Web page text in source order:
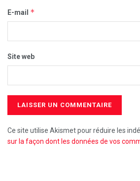
E-mail *
Site web
Ce site utilise Akismet pour réduire les
sur la façon dont les données de vos